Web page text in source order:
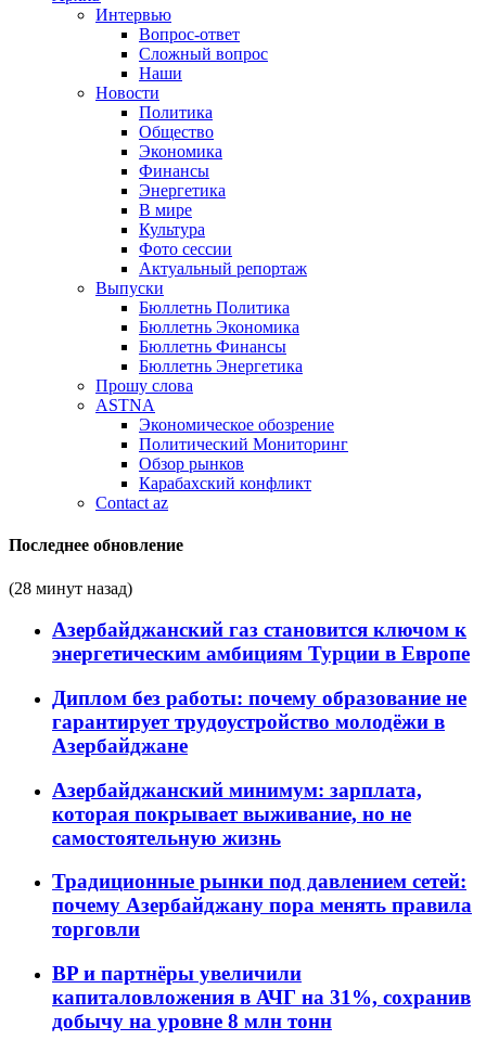
Интервью
Вопрос-ответ
Сложный вопрос
Наши
Новости
Политика
Общество
Экономика
Финансы
Энергетика
В мире
Культура
Фото сессии
Актуальный репортаж
Выпуски
Бюллетнь Политика
Бюллетнь Экономика
Бюллетнь Финансы
Бюллетнь Энергетика
Прошу слова
ASTNA
Экономическое обозрение
Политический Мониторинг
Обзор рынков
Карабахский конфликт
Contact az
Последнее обновление
(28 минут назад)
Азербайджанский газ становится ключом к
энергетическим амбициям Турции в Европе
Диплом без работы: почему образование не
гарантирует трудоустройство молодёжи в
Азербайджане
Азербайджанский минимум: зарплата,
которая покрывает выживание, но не
самостоятельную жизнь
Традиционные рынки под давлением сетей:
почему Азербайджану пора менять правила
торговли
BP и партнёры увеличили
капиталовложения в АЧГ на 31%, сохранив
добычу на уровне 8 млн тонн